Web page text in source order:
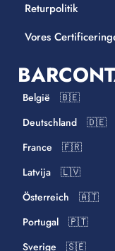
Returpolitik
Vores
België 🇧🇪
Deutschland 🇩🇪
France 🇫🇷
Latvija 🇱🇻
Österreich 🇦🇹
Portugal 🇵🇹
Sverige 🇸🇪